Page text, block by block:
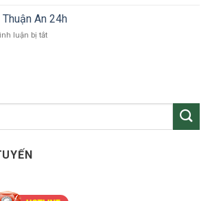
KCN
vỏ
xe
ô
An 24h
luận bị tắtở
An